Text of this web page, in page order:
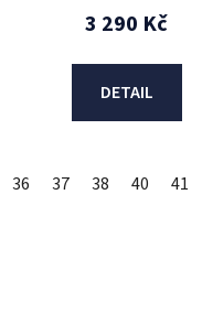
3 290 Kč
DETAIL
36 37 38 40 41